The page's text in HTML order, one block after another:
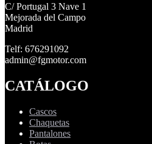
C/ Portugal 3 Nave 1
Mejorada del Campo
Madrid
Telf: 676291092
admin@fgmotor.com
CATÁLOGO
Cascos
Chaquetas
Pantalones